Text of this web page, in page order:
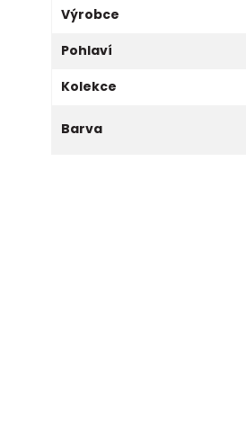
Výrobce
Pohlaví
Kolekce
Barva